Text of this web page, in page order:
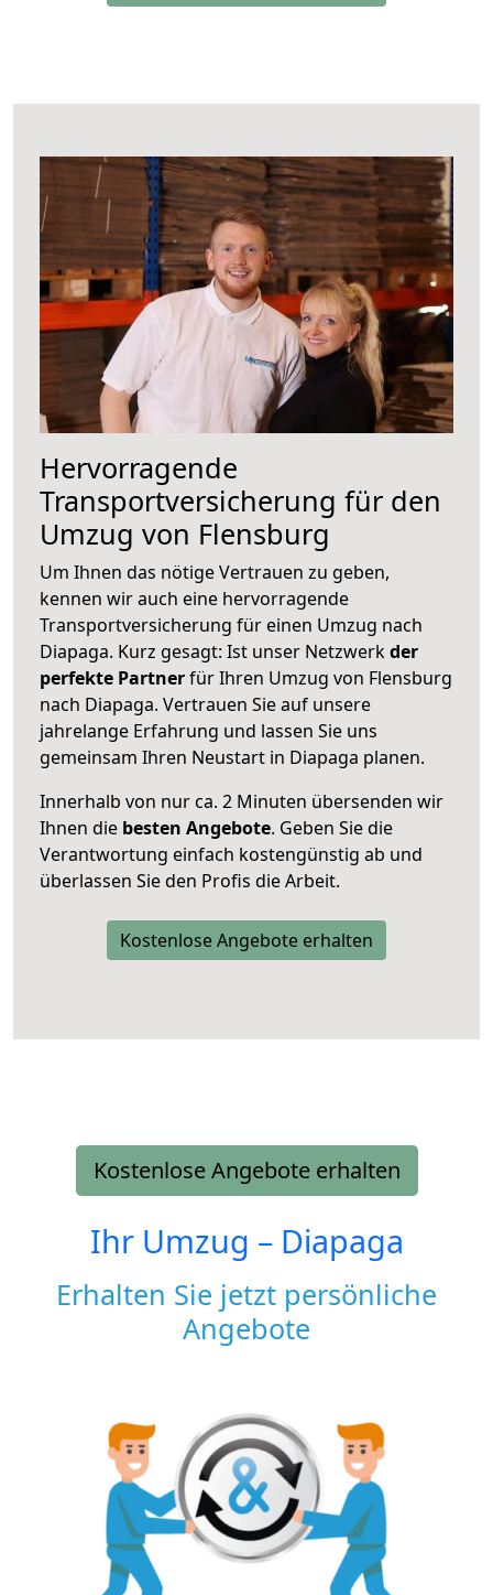
Hervorragende
Transportversicherung für den
Umzug von Flensburg
Um Ihnen das nötige Vertrauen zu geben,
kennen wir auch eine hervorragende
Transportversicherung für einen Umzug nach
Diapaga. Kurz gesagt: Ist unser Netzwerkder
perfekte Partnerfür Ihren Umzug von Flensburg
nach Diapaga. Vertrauen Sie auf unsere
jahrelange Erfahrung und lassen Sie uns
gemeinsam Ihren Neustart in Diapaga planen.
Innerhalb von nur ca. 2 Minuten übersenden wir
Ihnen die besten Angebote. Geben Sie die
Verantwortung einfach kostengünstig ab und
überlassen Sie den Profis die Arbeit.
Kostenlose Angebote erhalten
Kostenlose Angebote erhalten
Ihr Umzug – Diapaga
Erhalten Sie jetzt persönliche
Angebote